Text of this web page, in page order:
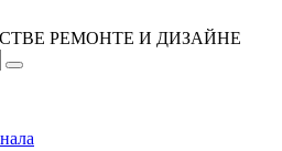
РЕМОНТЕ И ДИЗАЙНЕ